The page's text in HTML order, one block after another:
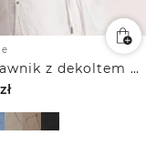
Bezrękawnik z dekoltem w szpic w jednolitym kolorze
zł